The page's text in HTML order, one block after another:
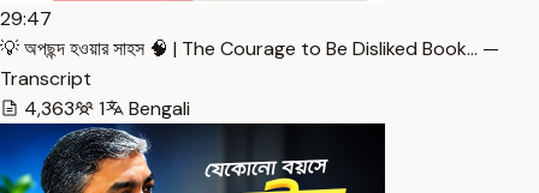
29:47
💡 অপছন্দ হওয়ার সাহস 🧠 | The Courage to Be Disliked Book… —
Transcript
4,363
1 Bengali